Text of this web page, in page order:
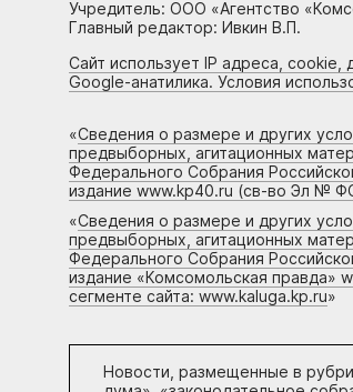
Учредитель: ООО «Агентство
Главный редактор: Ивкин В.П.
Сайт использует IP адреса, cookie,
Google-анатилика. Условия
«Сведения о размере и других
предвыборных, агитационных
Федерального Собрания
издание www.kp40.ru (св-во Эл №
«Сведения о размере и других
предвыборных, агитационных
Федерального Собрания
издание «Комсомольская правда»
сегменте сайта: www.kaluga.kp.ru»
Новости, размещенные в